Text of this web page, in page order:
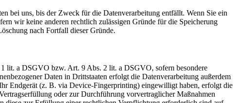
bei uns, bis der Zweck für die Datenverarbeitung entfällt. Wenn Sie ein
wir keine anderen rechtlich zulässigen Gründe für die Speicherung
nach Fortfall dieser Gründe.
lit. a DSGVO bzw. Art. 9 Abs. 2 lit. a DSGVO, sofern besondere
Daten in Drittstaaten erfolgt die Datenverarbeitung außerdem
Endgerät (z. B. via Device-Fingerprinting) eingewilligt haben, erfolgt die
oder zur Durchführung vorvertraglicher Maßnahmen